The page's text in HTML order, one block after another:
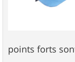
points forts